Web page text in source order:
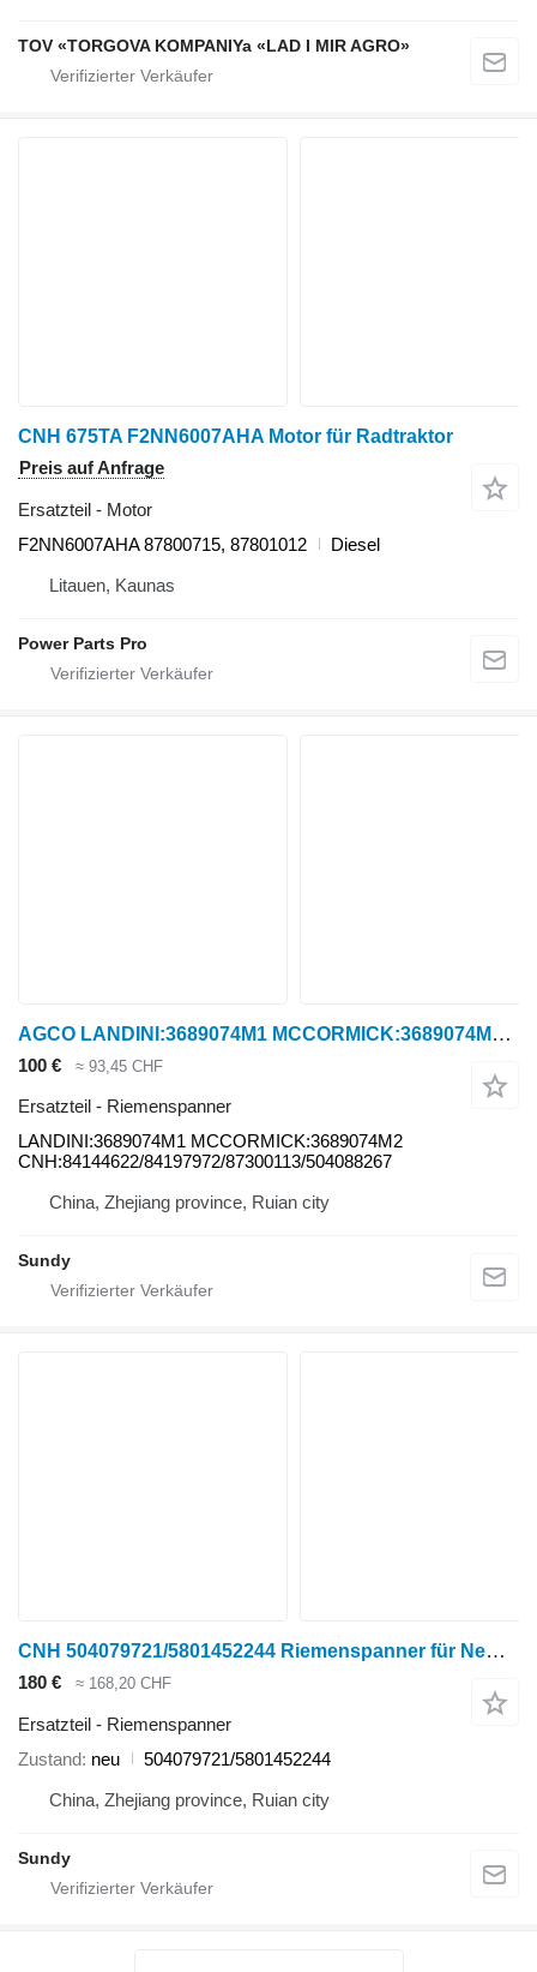
TOV «TORGOVA KOMPANIYa «LAD I MIR AGRO»
CNH 675TA F2NN6007AHA Motor für Radtraktor
Preis auf Anfrage
Ersatzteil - Motor
F2NN6007AHA 87800715, 87801012
Diesel
Litauen, Kaunas
Power Parts Pro
AGCO LANDINI:3689074M1 MCCORMICK:3689074M2 CNH:84144622/84197972/87300113/504088267 Riemenspanner für CNH Case-IH Tractor Puma 165, 165 CVT, 170, 170 CVX, 180, 180 CVT, 180 CVX, 185 CVX, 195, 195 CVT, 195 CVX, 200, 200 CVX, 210, 210 CVT, 210 CVX, 215, 215 CVX, 225 CVX, 230 CVX New Holland Tractor T7 Auto Command T7.220 AC, T7.235 AC, T7.250 AC, T7.260 AC, T7.270 AC. T7 Power Command T7.220 PC, T7.235 PC, T7.250 PC, T7.260 PC. T7000 T7030, T7040, T7050, T7060. T7000 Auto Command T7030 AC, T7040 AC, T7050 AC, T7060 AC, T7070 AC Steyr Tractor CVT 6000 CVT6170, CVT6180, CVT6185, CVT6200, CVT6205, CVT6210, CVT6215, CVT6225, CVT6230 Radtraktor
100 € ≈ 93,45 CHF
Ersatzteil - Riemenspanner
LANDINI:3689074M1 MCCORMICK:3689074M2
CNH:84144622/84197972/87300113/504088267
China, Zhejiang province, Ruian city
Sundy
CNH 504079721/5801452244 Riemenspanner für New Holland Radtraktor
180 € ≈ 168,20 CHF
Ersatzteil - Riemenspanner
Zustand neu
504079721/5801452244
China, Zhejiang province, Ruian city
Sundy